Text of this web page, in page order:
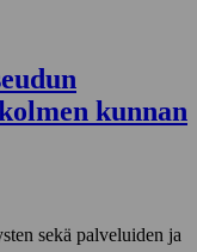
kunnan
sekä palveluiden ja